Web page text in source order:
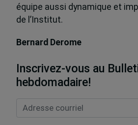
équipe aussi dynamique et
de l’Institut.
Bernard Derome
Inscrivez-vous au
hebdomadaire!